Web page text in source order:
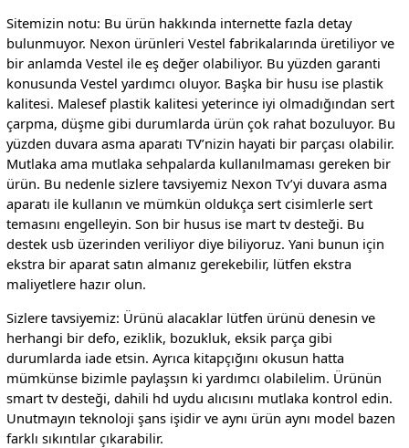
Sitemizin notu: Bu ürün hakkında internette fazla detay
bulunmuyor. Nexon ürünleri Vestel fabrikalarında üretiliyor ve
bir anlamda Vestel ile eş değer olabiliyor. Bu yüzden garanti
konusunda Vestel yardımcı oluyor. Başka bir husu ise plastik
kalitesi. Malesef plastik kalitesi yeterince iyi olmadığından sert
çarpma, düşme gibi durumlarda ürün çok rahat bozuluyor. Bu
yüzden duvara asma aparatı TV’nizin hayati bir parçası olabilir.
Mutlaka ama mutlaka sehpalarda kullanılmaması gereken bir
ürün. Bu nedenle sizlere tavsiyemiz Nexon Tv’yi duvara asma
aparatı ile kullanın ve mümkün oldukça sert cisimlerle sert
temasını engelleyin. Son bir husus ise mart tv desteği. Bu
destek usb üzerinden veriliyor diye biliyoruz. Yani bunun için
ekstra bir aparat satın almanız gerekebilir, lütfen ekstra
maliyetlere hazır olun.
Sizlere tavsiyemiz: Ürünü alacaklar lütfen ürünü denesin ve
herhangi bir defo, eziklik, bozukluk, eksik parça gibi
durumlarda iade etsin. Ayrıca kitapçığını okusun hatta
mümkünse bizimle paylaşsın ki yardımcı olabilelim. Ürünün
smart tv desteği, dahili hd uydu alıcısını mutlaka kontrol edin.
Unutmayın teknoloji şans işidir ve aynı ürün aynı model bazen
farklı sıkıntılar çıkarabilir.